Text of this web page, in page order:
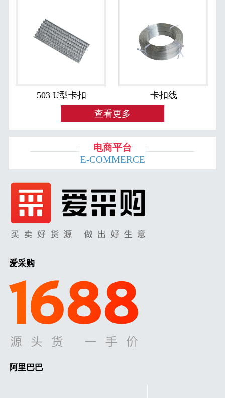
503 U型卡扣
卡扣线
查看更多
电商平台
E-COMMERCE
爱采购
阿里巴巴